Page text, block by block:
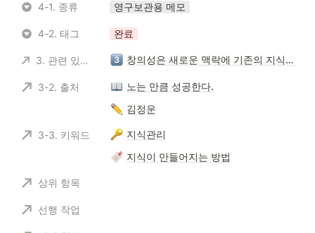
4-1. 종류 영구보관용 메모
4-2. 태그 완료
3. 관련 있는 메모 창의성은 새로운 맥락에 기존의 지식을 바라볼 때 생겨나는 능력이다.
3-2. 출처
노는 만큼 성공한다.
김정운
3-3. 키워드
지식관리
지식이 만들어지는 방법
상위 항목
선행 작업